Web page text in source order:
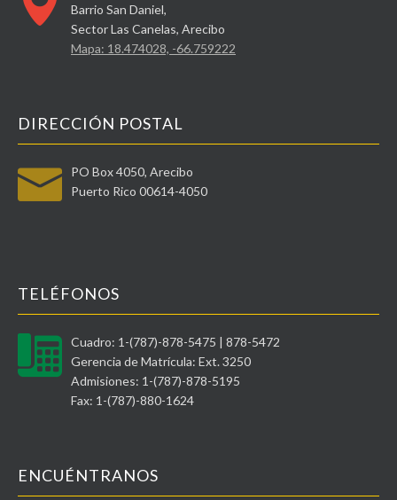
Barrio San Daniel,
Sector Las Canelas, Arecibo
Mapa: 18.474028, -66.759222
DIRECCIÓN POSTAL
PO Box 4050, Arecibo
Puerto Rico 00614-4050
TELÉFONOS
Cuadro: 1-(787)-878-5475 | 878-5472
Gerencia de Matrícula: Ext. 3250
Admisiones: 1-(787)-878-5195
Fax: 1-(787)-880-1624
ENCUÉNTRANOS